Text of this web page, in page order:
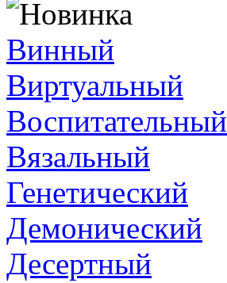
Винный
Виртуальный
Воспитательный
Вязальный
Генетический
Демонический
Десертный